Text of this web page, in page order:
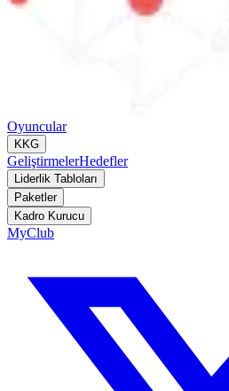
Oyuncular
KKG
GeliştirmelerHedefler
Liderlik Tabloları
Paketler
Kadro Kurucu
MyClub